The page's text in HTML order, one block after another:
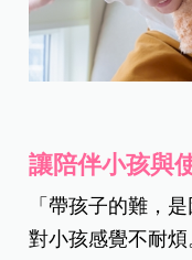
讓陪伴小孩與
「帶孩子的難，
對小孩感覺不耐煩